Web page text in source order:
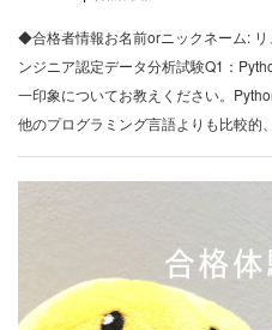
◆合格者情報お名前orニックネーム:
ンジニア認定データ分析試験Q1：
一印象についてお教えください。
他のプログラミング言語よりも比較的